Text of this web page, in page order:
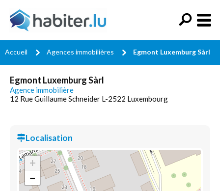
Accueil Agences immobilières Egmont Luxemburg Sàrl
Egmont Luxemburg Sàrl
Agence immobilière
12 Rue Guillaume Schneider L-2522 Luxembourg
Localisation
+
−